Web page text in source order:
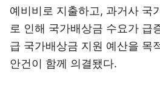
예비비로 지출하고, 과거사 국
로 인해 국가배상금 수요가 급
급 국가배상금 지원 예산을 목
안건이 함께 의결됐다.